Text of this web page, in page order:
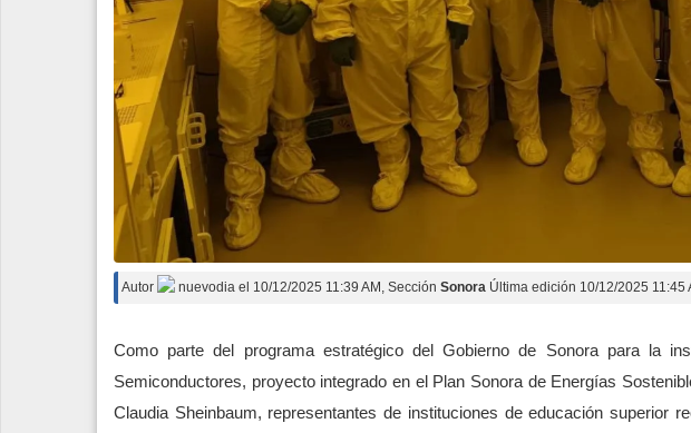
Autor nuevodia el 10/12/2025 11:39 AM , Sección Sonora Última edición 10/12/2025 11:45
Como parte del programa estratégico del Gobierno de Sonora para la
Semiconductores, proyecto integrado en el Plan Sonora de Energías
Claudia Sheinbaum, representantes de instituciones de educación superior